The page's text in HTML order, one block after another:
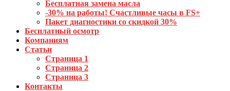
Бесплатная замена масла
-30% на работы! Счастливые часы в FS+
Пакет диагностики со скидкой 30%
Бесплатный осмотр
Компаниям
Статьи
Страница 1
Страница 2
Страница 3
Контакты